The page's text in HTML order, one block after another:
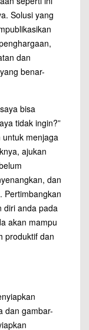
Solusi yang
dan
benar-
bisa
tidak ingin?”
menjaga
ajukan
dan
Pertimbangkan
diri anda pada
akan mampu
produktif dan
dan gambar-